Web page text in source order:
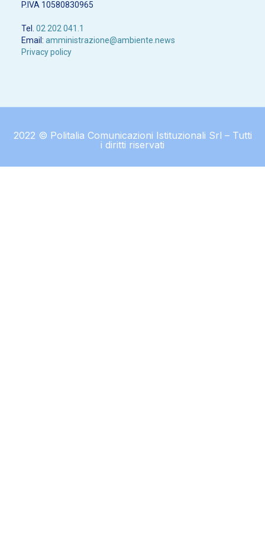
P.IVA 10580830965
Tel. 02 202 041.1
Email: amministrazione@ambiente.news
Privacy policy
2022 © Politalia Comunicazioni Istituzionali Srl – Tutti
i diritti riservati